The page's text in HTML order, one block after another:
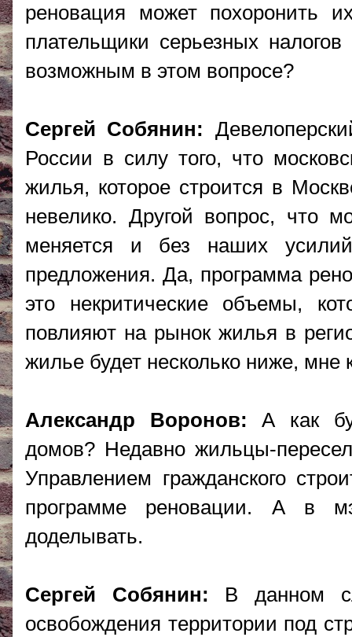
реновация может похоронить
плательщики серьезных
возможным в этом вопросе?
Сергей Собянин:
России в силу того, что
жилья, которое строится в
невелико. Другой вопрос, что
меняется и без наших
предложения. Да, программа
это некритические объемы,
повлияют на рынок жилья в
жилье будет несколько ниже, мне
Александр Воронов: А как
домов? Недавно жильцы-
Управлением гражданского
программе реновации. А в
доделывать.
Сергей Собянин: В данном
освобождения территории под